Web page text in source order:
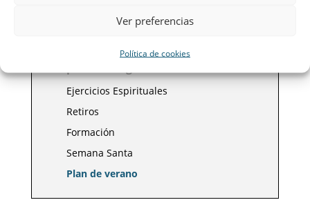
Ver preferencias
Política de cookies
Ejercicios Espirituales
Retiros
Formación
Semana Santa
Plan de verano